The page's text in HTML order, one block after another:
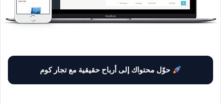
حوّل محتواك إلى أرباح حقيقية مع تجار كوم